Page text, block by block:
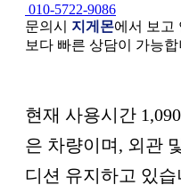
010-5722-9086
문의시 지게몬에서 보고
보다 빠른 상담이 가능합
본문
현재 사용시간
은 차량이며, 외관
디션 유지하고 있습